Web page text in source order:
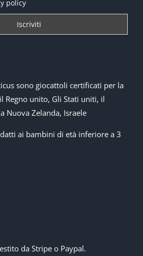
policy
sono giocattoli certificati per la
Regno unito, Gli Stati uniti, il
Nuova Zelanda, Israele
ai bambini di età inferiore a 3
da Stripe o Paypal.